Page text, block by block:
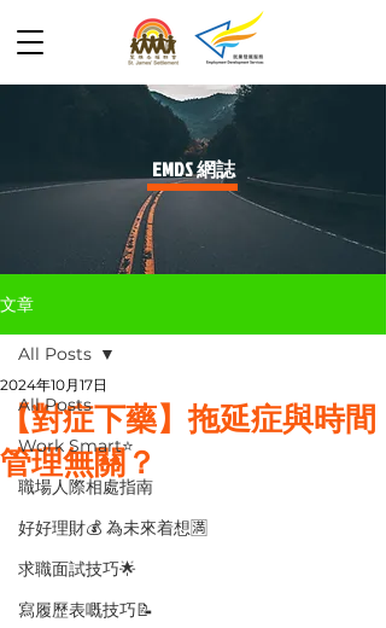
​EMDS 網誌
文章
All Posts
Work Smart⭐️
職場人際相處指南
好好理財💰 為未來着想🈵
求職面試技巧🌟
寫履歷表嘅技巧📝
All Posts
【對症下藥】拖延症與時間
管理無關？
2024年10月17日